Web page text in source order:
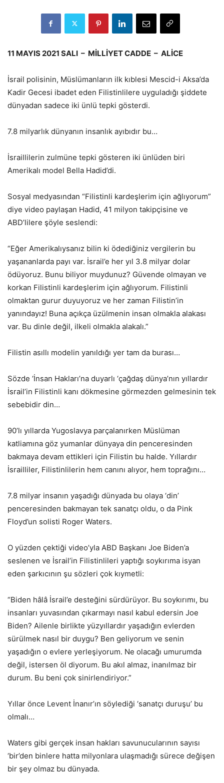
11 MAYIS 2021 SALI – MİLLİYET CADDE – ALİCE
İsrail polisinin, Müslümanların ilk kıblesi Mescid-i Aksa’da
Kadir Gecesi ibadet eden Filistinlilere uyguladığı şiddete
dünyadan sadece iki ünlü tepki gösterdi.
7.8 milyarlık dünyanın insanlık ayıbıdır bu…
İsraillilerin zulmüne tepki gösteren iki ünlüden biri
Amerikalı model Bella Hadid’di.
Sosyal medyasından “Filistinli kardeşlerim için ağlıyorum”
diye video paylaşan Hadid, 41 milyon takipçisine ve
ABD’lilere şöyle seslendi:
“Eğer Amerikalıysanız bilin ki ödediğiniz vergilerin bu
yaşananlarda payı var. İsrail’e her yıl 3.8 milyar dolar
ödüyoruz. Bunu biliyor muydunuz? Güvende olmayan ve
korkan Filistinli kardeşlerim için ağlıyorum. Filistinli
olmaktan gurur duyuyoruz ve her zaman Filistin’in
yanındayız! Buna açıkça üzülmenin insan olmakla alakası
var. Bu dinle değil, ilkeli olmakla alakalı.”
Filistin asıllı modelin yanıldığı yer tam da burası…
Sözde ‘İnsan Hakları’na duyarlı ‘çağdaş dünya’nın yıllardır
İsrail’in Filistinli kanı dökmesine görmezden gelmesinin tek
sebebidir din…
90’lı yıllarda Yugoslavya parçalanırken Müslüman
katliamına göz yumanlar dünyaya din penceresinden
bakmaya devam ettikleri için Filistin bu halde. Yıllardır
İsrailliler, Filistinlilerin hem canını alıyor, hem toprağını…
7.8 milyar insanın yaşadığı dünyada bu olaya ‘din’
penceresinden bakmayan tek sanatçı oldu, o da Pink
Floyd’un solisti Roger Waters.
O yüzden çektiği video’yla ABD Başkanı Joe Biden’a
seslenen ve İsrail’in Filistinlileri yaptığı soykırıma isyan
eden şarkıcının şu sözleri çok kıymetli:
“Biden hâlâ İsrail’e desteğini sürdürüyor. Bu soykırımı, bu
insanları yuvasından çıkarmayı nasıl kabul edersin Joe
Biden? Ailenle birlikte yüzyıllardır yaşadığın evlerden
sürülmek nasıl bir duygu? Ben geliyorum ve senin
yaşadığın o evlere yerleşiyorum. Ne olacağı umurumda
değil, istersen öl diyorum. Bu akıl almaz, inanılmaz bir
durum. Bu beni çok sinirlendiriyor.”
Yıllar önce Levent İnanır’ın söylediği ‘sanatçı duruşu’ bu
olmalı…
Waters gibi gerçek insan hakları savunucularının sayısı
‘bir’den binlere hatta milyonlara ulaşmadığı sürece değişen
bir şey olmaz bu dünyada.